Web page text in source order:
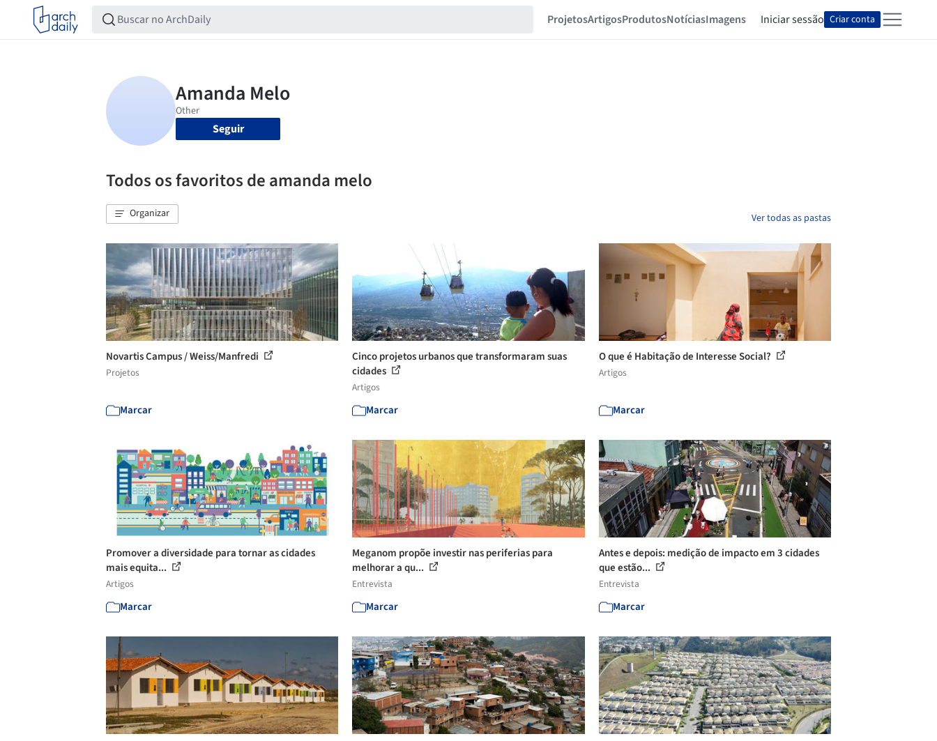
ProjetosArtigosProdutosNotíciasImagens Iniciar sessão Criar conta
Seguir
Todos os favoritos de amanda melo
Organizar Ver todas as pastas
Novartis Campus / Weiss/Manfredi
Projetos
Marcar
Cinco projetos urbanos que transformaram suas
cidades
Artigos
Marcar
O que é Habitação de Interesse Social?
Artigos
Marcar
Promover a diversidade para tornar as cidades
mais equita...
Artigos
Marcar
Meganom propõe investir nas periferias para
melhorar a qu...
Entrevista
Marcar
Antes e depois: medição de impacto em 3 cidades
que estão...
Entrevista
Marcar